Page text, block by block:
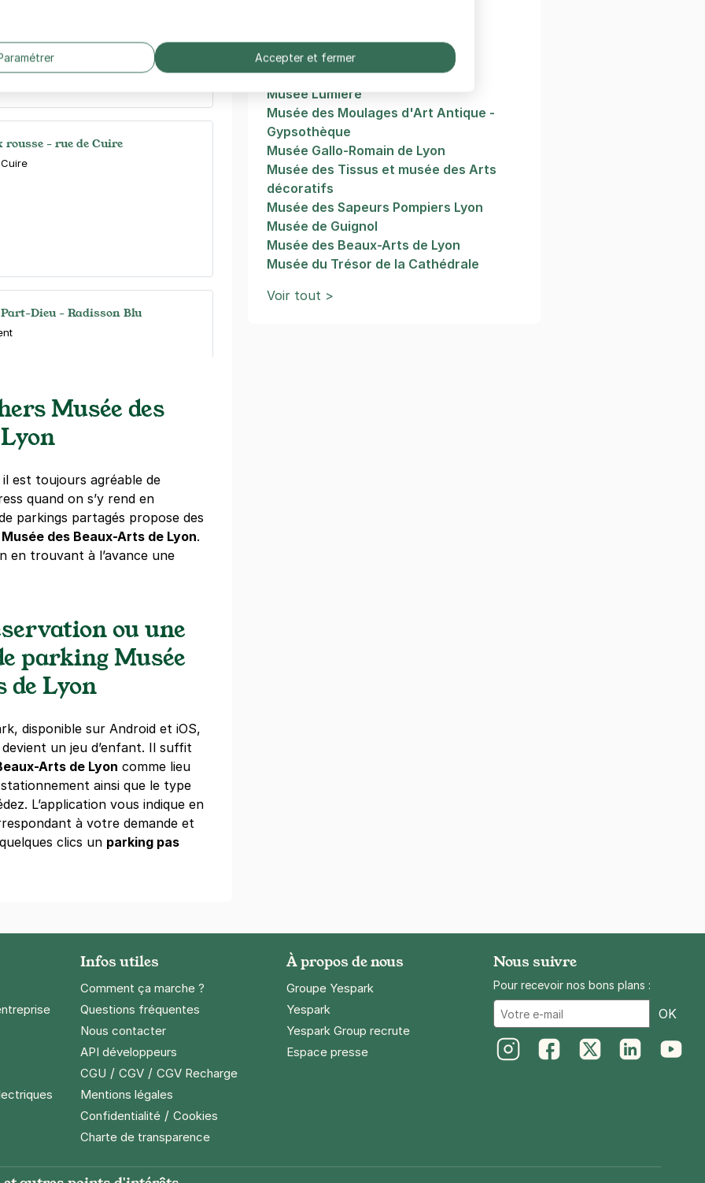
rousse - rue de Cuire
Dieu - Radisson Blu
Saxe Gambetta
(tarifs dégressifs)
Musée des
est toujours agréable de
quand on s’y rend en
parkings partagés propose des
des Beaux-Arts de Lyon.
en trouvant à l’avance une
ou une
parking Musée
de Lyon
disponible sur Android et iOS,
un jeu d’enfant. Il suffit
Arts de Lyon comme lieu
ainsi que le type
L’application vous indique en
à votre demande et
clics un parking pas
Musée des Confluences
Musée des Arts Décoratifs
Musée Lumière
Musée des Moulages d'Art Antique -
Gypsothèque
Musée Gallo-Romain de Lyon
Musée des Tissus et musée des Arts
décoratifs
Musée des Sapeurs Pompiers Lyon
Musée de Guignol
Musée des Beaux-Arts de Lyon
Musée du Trésor de la Cathédrale
Voir tout >
Infos utiles
Comment ça marche ?
Questions fréquentes
Nous contacter
API développeurs
CGU / CGV/ CGV Recharge
Mentions légales
Confidentialité/ Cookies
Charte de transparence
À propos de nous
Groupe Yespark
Yespark
Yespark Group recrute
Espace presse
Nous suivre
Pour recevoir nos bons plans :
OK
Accepter et fermer